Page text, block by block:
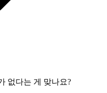
없다는 게 맞나요?